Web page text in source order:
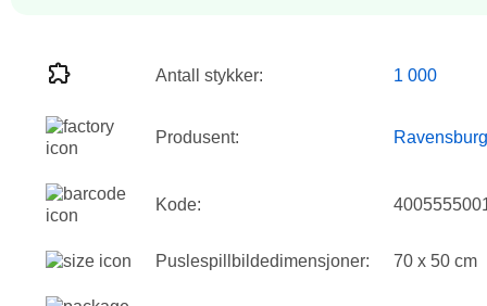
Antall stykker: 1 000
Produsent:
Kode:
Puslespillbildedimensjoner: 70 x 50 cm